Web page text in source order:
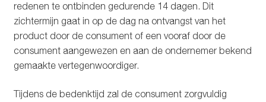
redenen te ontbinden gedurende 14 dagen. Dit
zichtermijn gaat in op de dag na ontvangst van het
product door de consument of een vooraf door de
consument aangewezen en aan de ondernemer bekend
gemaakte vertegenwoordiger.
Tijdens de bedenktijd zal de consument zorgvuldig